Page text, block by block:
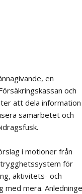
en
och
att dela information
samarbetet och
i motioner från
för
aktivitets- och
mera.